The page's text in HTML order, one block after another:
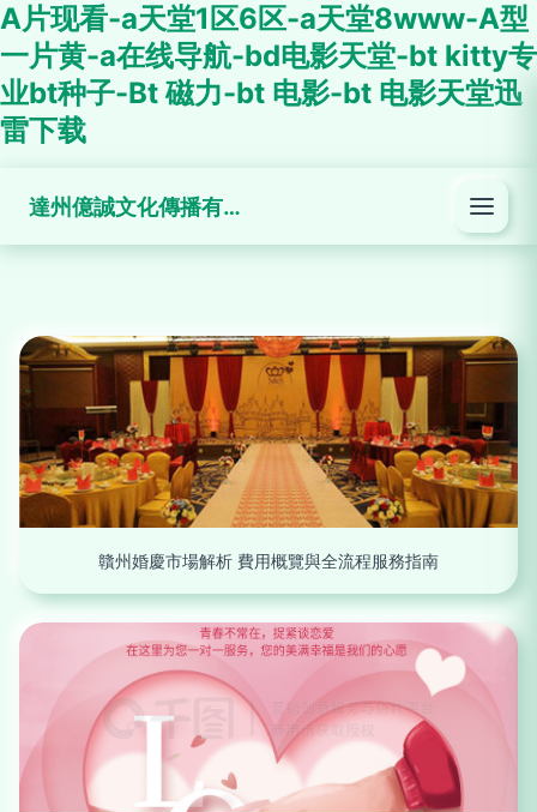
A片现看-a天堂1区6区-a天堂8www-A型
一片黄-a在线导航-bd电影天堂-bt kitty专
业bt种子-Bt 磁力-bt 电影-bt 电影天堂迅
雷下载
達州億誠文化傳播有限公司
贛州婚慶市場解析 費用概覽與全流程服務指南